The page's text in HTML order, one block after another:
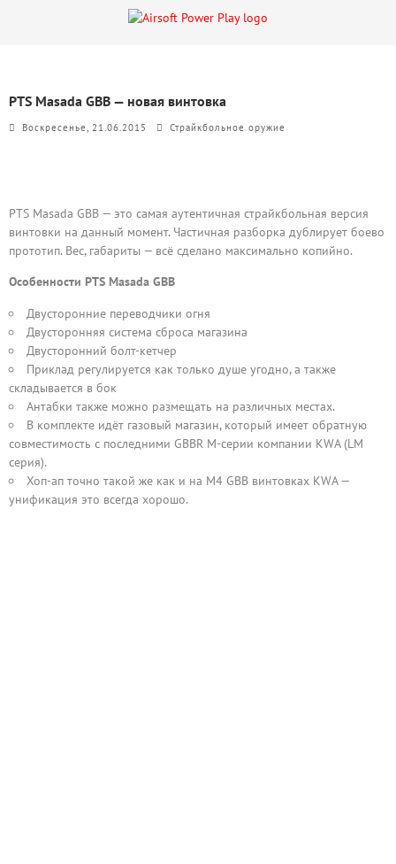
PTS Masada GBB — новая винтовка
Воскресенье, 21.06.2015 Страйкбольное оружие
PTS Masada GBB — это самая аутентичная страйкбольная версия
винтовки на данный момент. Частичная разборка дублирует боево
прототип. Вес, габариты — всё сделано максимально копийно.
Особенности PTS Masada GBB
Двусторонние переводчики огня
Двусторонняя система сброса магазина
Двусторонний болт-кетчер
Приклад регулируется как только душе угодно, а также
складывается в бок
Антабки также можно размещать на различных местах.
В комплекте идёт газовый магазин, который имеет обратную
совместимость с последними GBBR M-серии компании KWA (LM
серия).
Хоп-ап точно такой же как и на М4 GBB винтовках KWA —
унификация это всегда хорошо.